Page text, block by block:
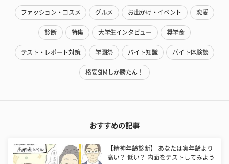
ファッション・コスメ グルメ お出かけ・イベント 恋愛
診断 特集 大学生インタビュー 奨学金
テスト・レポート対策 学園祭 バイト知識 バイト体験談
格安SIMしか勝たん！
おすすめの記事
【精神年齢診断】 あなたは実年齢より
高い？ 低い？ 内面をテストしてみよう